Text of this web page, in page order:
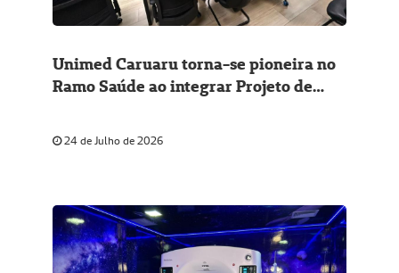
Unimed Caruaru torna-se pioneira no
Ramo Saúde ao integrar Projeto de
Nacional
24 de Julho de 2026